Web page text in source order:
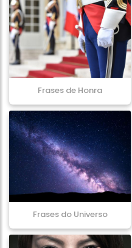
Frases de Honra
Frases do Universo